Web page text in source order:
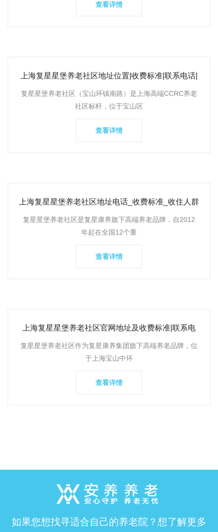
查看详情
上海复星星堡养老社区地址位置|收费标准|联系电话|
复星星堡养老社区（宝山环镇南路）是上海高端CCRC养老
社区标杆，位于宝山区
查看详情
上海复星星堡养老社区地址电话_收费标准_收住人群
复星星堡养老社区是复星康养旗下高端养老品牌，自2012
年起在全国12个重
查看详情
上海复星星堡养老社区官网地址及收费标准|联系电
复星星堡养老社区作为复星康养集团旗下高端养老品牌，位
于上海宝山中环
查看详情
如果您想找寻适合自己的养老院？想了解更多